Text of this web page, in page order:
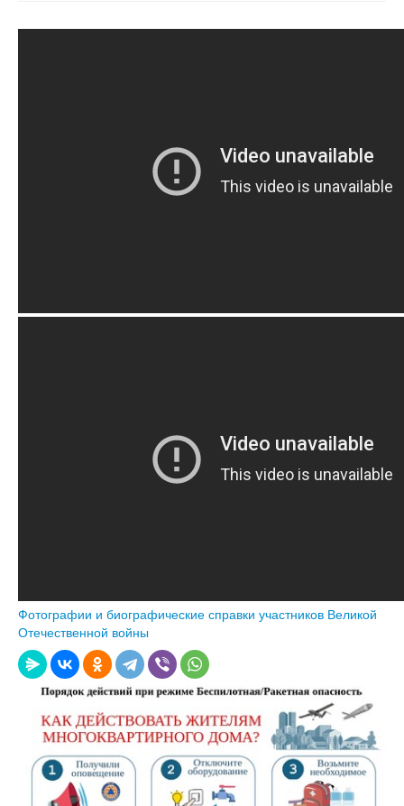
Фотографии и биографические справки участников Великой
Отечественной войны